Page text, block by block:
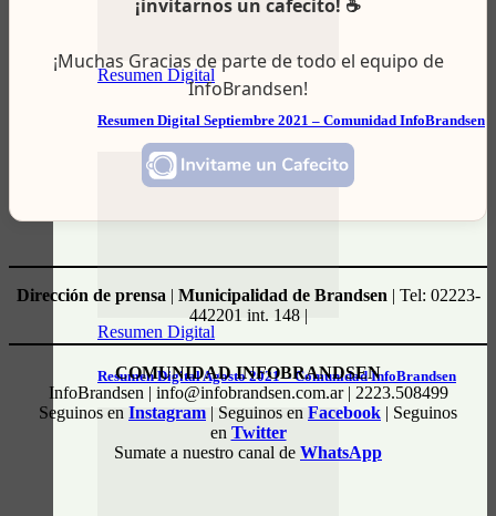
Resumen Digital
Resumen Digital Septiembre 2021 – Comunidad InfoBrandsen
Resumen Digital
Resumen Digital Agosto 2021 – Comunidad InfoBrandsen
¡invitarnos un cafecito! ☕
¡Muchas Gracias de parte de todo el equipo de
InfoBrandsen!
Dirección de prensa | Municipalidad de Brandsen | Tel: 02223-
442201 int. 148 |
COMUNIDAD INFOBRANDSEN
InfoBrandsen | info@infobrandsen.com.ar | 2223.508499
Seguinos en Instagram | Seguinos en Facebook | Seguinos
en Twitter
Sumate a nuestro canal de WhatsApp